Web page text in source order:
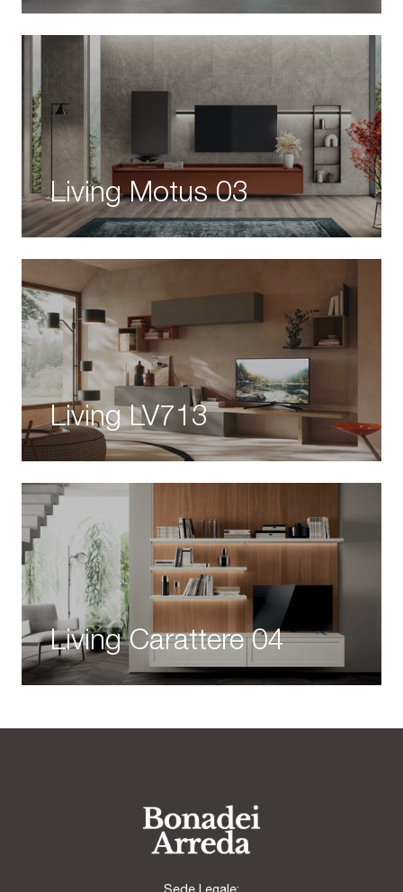
Living Motus 03
Living LV713
Living Carattere 04
Sede Legale: